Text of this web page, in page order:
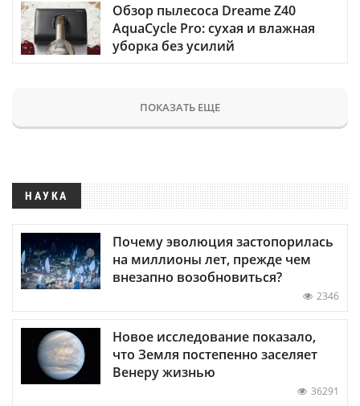
Обзор пылесоса Dreame Z40
AquaCycle Pro: сухая и влажная
уборка без усилий
ПОКАЗАТЬ ЕЩЕ
НАУКА
Почему эволюция застопорилась
на миллионы лет, прежде чем
внезапно возобновиться?
2346
Новое исследование показало,
что Земля постепенно заселяет
Венеру жизнью
36291